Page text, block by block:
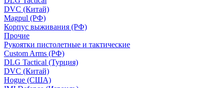
DVC (Китай)
Magpul (РФ)
Корпус выживания (РФ)
Прочие
Рукоятки пистолетные и тактические
Custom Arms (РФ)
DLG Tactical (Турция)
DVC (Китай)
Hogue (США)